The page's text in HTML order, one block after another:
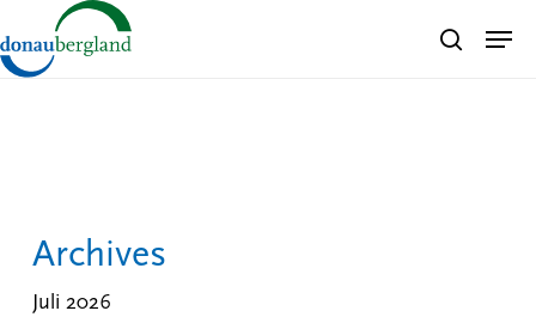
to
main
search
Archives
Juli 2026